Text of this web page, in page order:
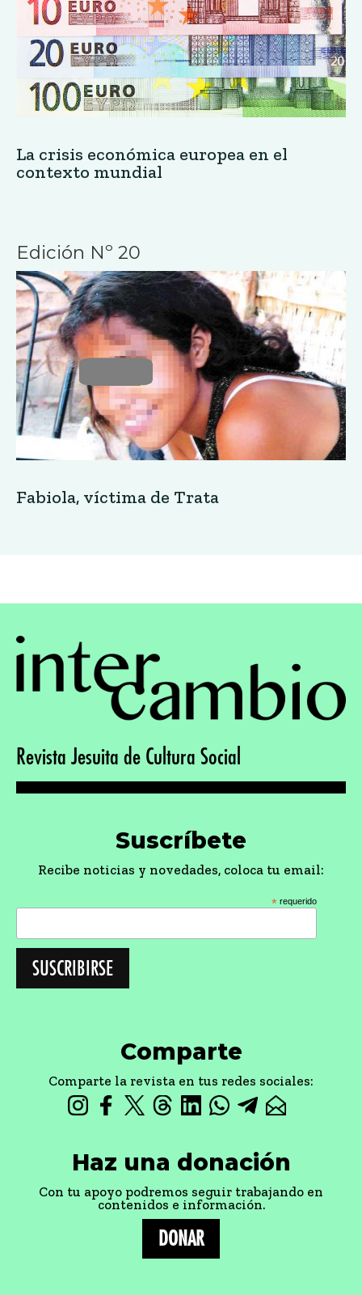
La crisis económica europea en el
contexto mundial
Edición Nº 20
Fabiola, víctima de Trata
Revista Jesuita de Cultura Social
Suscríbete
Recibe noticias y novedades, coloca tu email:
* requerido
Comparte
Comparte la revista en tus redes sociales:
Haz una donación
Con tu apoyo podremos seguir trabajando en
contenidos e información.
DONAR